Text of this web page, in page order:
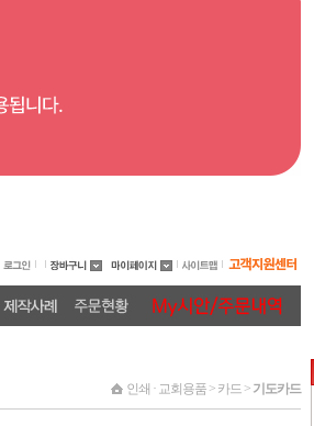
인쇄 · 교회용품 > 카드 > 기도카드